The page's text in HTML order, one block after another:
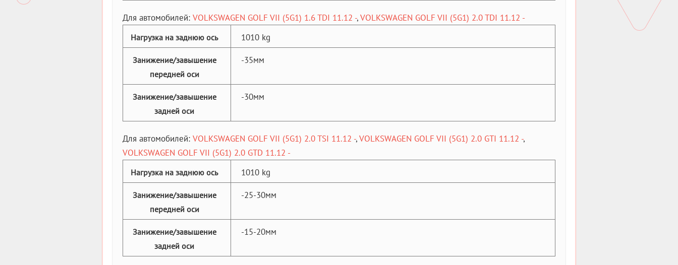
Для автомобилей: VOLKSWAGEN GOLF VII (5G1) 1.6 TDI 11.12 -,VOLKSWAGEN GOLF VII (5G1) 2.0 TDI 11.12 -
Нагрузка на заднюю ось 1010 kg
Занижение/завышение
передней оси
-35мм
Занижение/завышение
задней оси
-30мм
Для автомобилей: VOLKSWAGEN GOLF VII (5G1) 2.0 TSI 11.12 -,VOLKSWAGEN GOLF VII (5G1) 2.0 GTI 11.12 -,
VOLKSWAGEN GOLF VII (5G1) 2.0 GTD 11.12 -
Нагрузка на заднюю ось 1010 kg
Занижение/завышение
передней оси
-25-30мм
Занижение/завышение
задней оси
-15-20мм